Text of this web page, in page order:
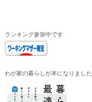
ランキング参加中です
わが家の暮らしが本になりました